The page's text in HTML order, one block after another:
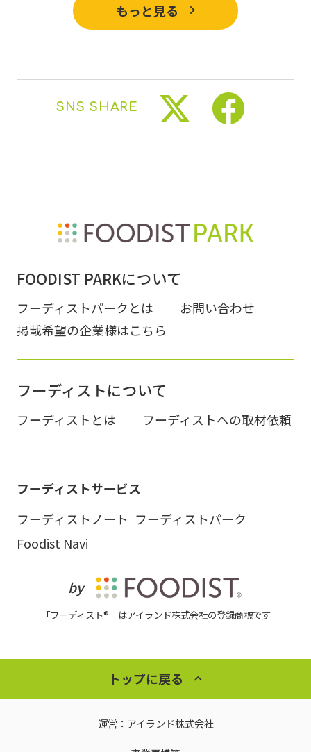
もっと見る
SNS SHARE
FOODIST PARKについて
フーディストパークとは
お問い合わせ
掲載希望の企業様はこちら
フーディストについて
フーディストとは フーディストへの取材依頼
フーディストサービス
フーディストノート フーディストパーク
Foodist Navi
by
「フーディスト®」はアイランド株式会社の登録商標です
トップに戻る
運営： アイランド株式会社